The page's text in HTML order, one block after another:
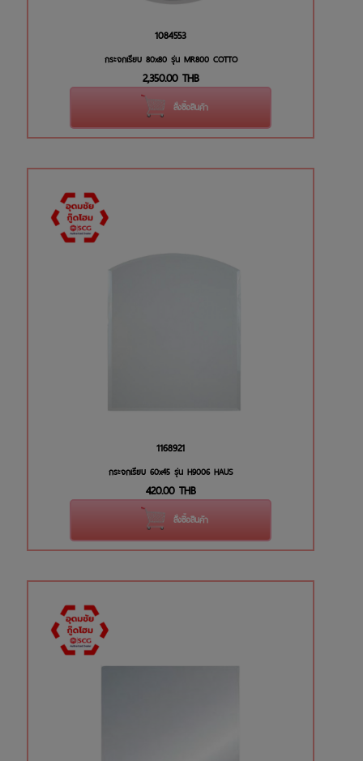
1084553
กระจกเรียบ 80x80 รุ่น MR800 COTTO
2,350.00 THB
สั่งซื้อสินค้า
1168921
กระจกเรียบ 60x45 รุ่น H9006 HAUS
420.00 THB
สั่งซื้อสินค้า